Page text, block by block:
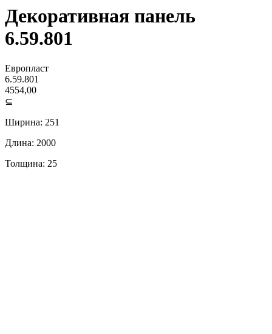
Декоративная панель
6.59.801
Европласт
6.59.801
4554,00
⊆
Ширина: 251
Длина: 2000
Толщина: 25